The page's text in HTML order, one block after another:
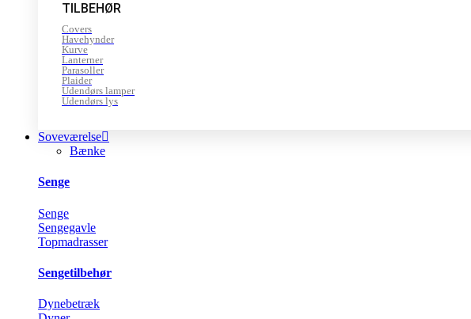
TILBEHØR
Covers
Havehynder
Kurve
Lanterner
Parasoller
Plaider
Udendørs lamper
Udendørs lys
Soveværelse
Bænke
Senge
Senge
Sengegavle
Topmadrasser
Sengetilbehør
Dynebetræk